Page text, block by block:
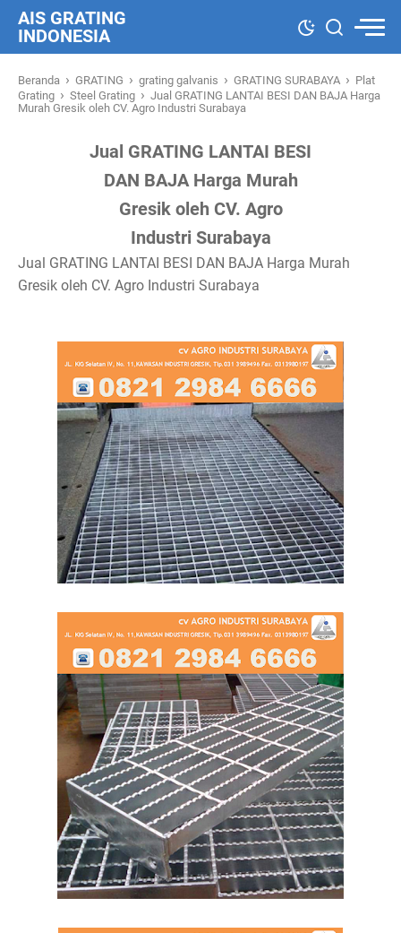
AIS GRATING
INDONESIA
Beranda › GRATING › grating galvanis › GRATING SURABAYA › Plat
Grating › Steel Grating › Jual GRATING LANTAI BESI DAN BAJA Harga
Murah Gresik oleh CV. Agro Industri Surabaya
Jual GRATING LANTAI BESI
DAN BAJA Harga Murah
Gresik oleh CV. Agro
Industri Surabaya
Jual GRATING LANTAI BESI DAN BAJA Harga Murah
Gresik oleh CV. Agro Industri Surabaya